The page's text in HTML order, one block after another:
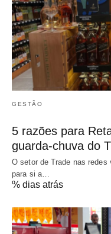
GESTÃO
5 razões para
guarda-chuva do
O setor de Trade nas
para si a…
% dias atrás